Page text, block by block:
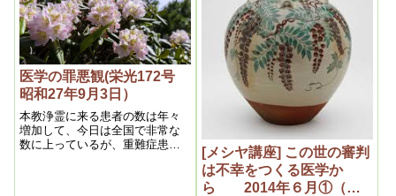
医学の罪悪観(栄光172号
昭和27年9月3日）
本教浄霊に来る患者の数は年々
増加して、今日は全国で非常な
数に上っているが、重難症患者
[メシヤ講座] この世の審判
は不幸をつくる医学か
ら 2014年６月①（私